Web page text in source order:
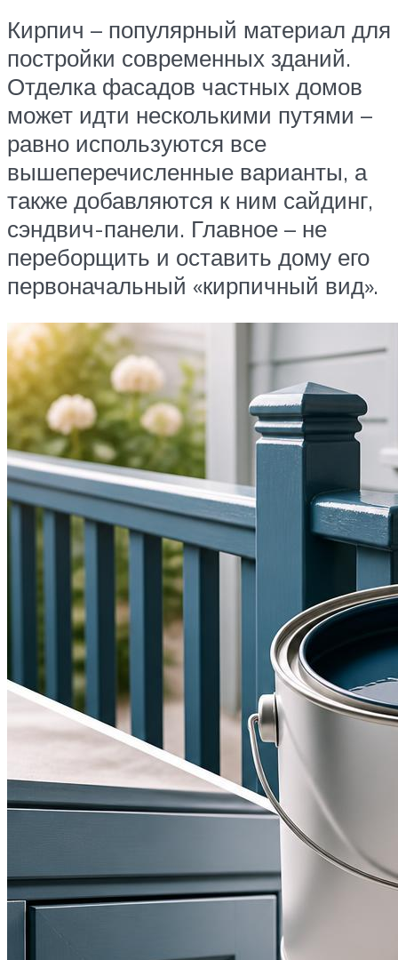
Кирпич – популярный материал для
постройки современных зданий.
Отделка фасадов частных домов
может идти несколькими путями –
равно используются все
вышеперечисленные варианты, а
также добавляются к ним сайдинг,
сэндвич-панели. Главное – не
переборщить и оставить дому его
первоначальный «кирпичный вид».